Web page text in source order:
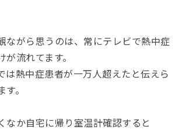
体験希望
ながら思うのは、常にテレビで熱中症
流れてます。
は熱中症患者が一万人超えたと伝えら
。
なか自宅に帰り室温計確認すると